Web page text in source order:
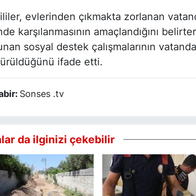
evlerinden çıkmakta zorlanan
karşılanmasının amaçlandığını
sosyal destek çalışmalarının
ifade etti.
Sonses .tv
da ilginizi çekebilir